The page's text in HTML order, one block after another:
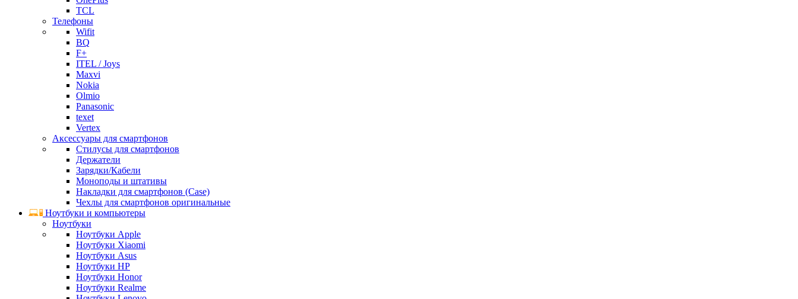
TCL
Телефоны
Wifit
BQ
F+
ITEL / Joys
Maxvi
Nokia
Olmio
Panasonic
texet
Vertex
Аксессуары для смартфонов
Стилусы для смартфонов
Держатели
Зарядки/Кабели
Моноподы и штативы
Накладки для смартфонов (Case)
Чехлы для смартфонов оригинальные
Ноутбуки и компьютеры
Ноутбуки
Ноутбуки Apple
Ноутбуки Xiaomi
Ноутбуки Asus
Ноутбуки HP
Ноутбуки Honor
Ноутбуки Realme